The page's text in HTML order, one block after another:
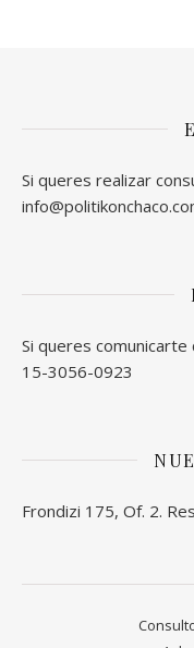
Si queres realizar
Si queres
15-3056-0923
Frondizi 175, Of. 2.